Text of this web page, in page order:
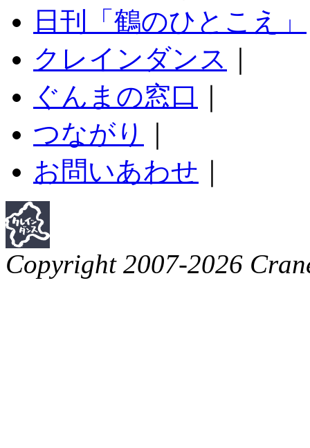
日刊「鶴のひとこえ」
クレインダンス
ぐんまの窓口
つながり
お問いあわせ
Copyright 2007-2026